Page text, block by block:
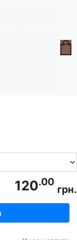
120.00
грн.